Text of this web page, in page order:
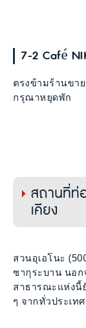
7-2 Café
ตรงข้ามร้านขา
กรุณาหยุดพัก
สถานที่ท่
เคียง
สวนอุเอโนะ
ซากุระบาน นอก
สาธารณะแห่งนี้
ๆ จากทั่วประเท